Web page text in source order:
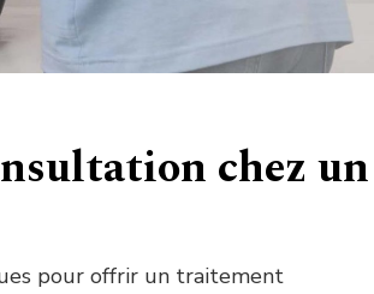
chez un
pour offrir un traitement